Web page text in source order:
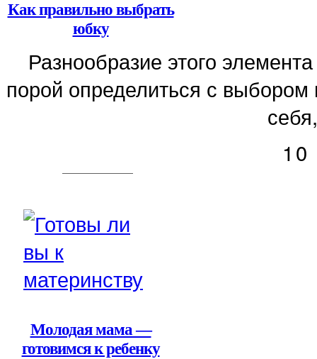
Как правильно выбрать
юбку
Разнообразие этого
порой определиться с
Молодая мама —
готовимся к ребенку